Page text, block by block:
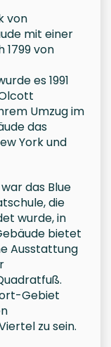
von
mit einer
1799 von
es 1991
Umzug im
das
York und
das Blue
die
wurde, in
bietet
Ausstattung
Gebiet
zu sein.